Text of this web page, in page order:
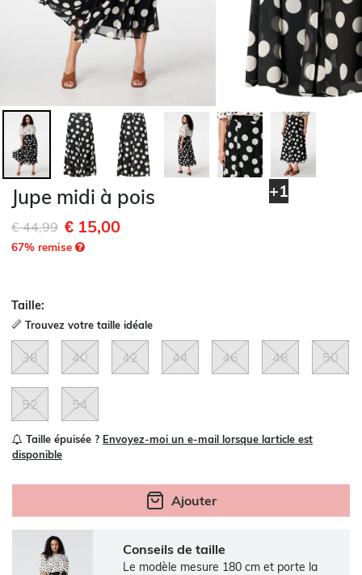
+1
Jupe midi à pois
Remise de
€ 44,99à€ 15,00
67% remise
Taille:
Trouvez votre taille idéale
38 40 42 44 46 48 50
52 54
Taille épuisée ? Envoyez-moi un e-mail lorsque larticle est
disponible
Ajouter
Conseils de taille
Le modèle mesure 180 cm et porte la